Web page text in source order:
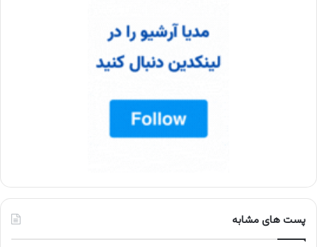
پست های مشابه